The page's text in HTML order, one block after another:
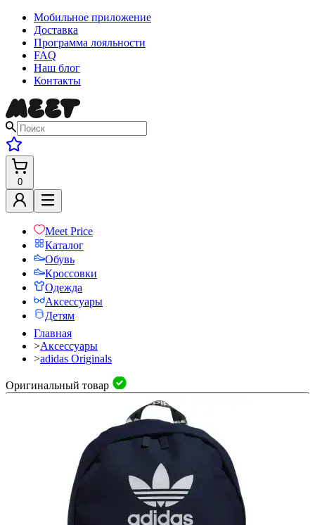
Мобильное приложение
Доставка
Программа лояльности
FAQ
Наш блог
Контакты
0
Meet Price
Каталог
Обувь
Кроссовки
Одежда
Аксессуары
Детям
Главная
>Аксессуары
>adidas Originals
Оригинальный товар